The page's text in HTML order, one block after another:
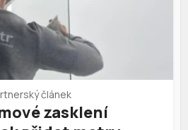
článek
zasklení